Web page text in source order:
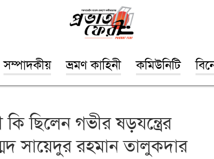
সম্পাদকীয় ভ্রমণ কাহিনী কমিউনিটি
ছিলেন গভীর ষড়যন্ত্রের
সায়েদুর রহমান তালুকদার